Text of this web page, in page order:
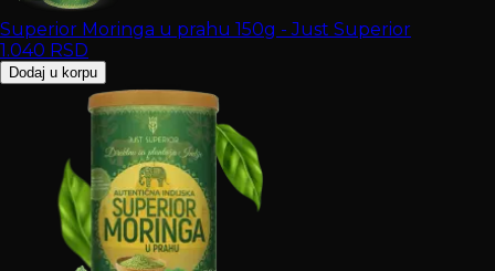
Superior Moringa u prahu 150g - Just Superior
1.040 RSD
Dodaj u korpu